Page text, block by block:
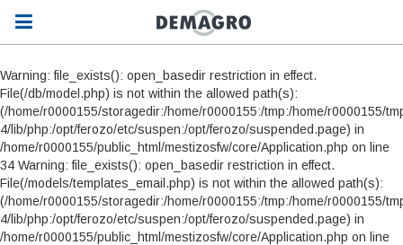
Warning: file_exists(): open_basedir restriction in effect.
File(/db/model.php) is not within the allowed path(s):
(/home/r0000155/storagedir:/home/r0000155:/tmp:/home/r0000155/
4/lib/php:/opt/ferozo/etc/suspen:/opt/ferozo/suspended.page) in
/home/r0000155/public_html/mestizosfw/core/Application.php on line
34 Warning: file_exists(): open_basedir restriction in effect.
File(/models/templates_email.php) is not within the allowed path(s):
(/home/r0000155/storagedir:/home/r0000155:/tmp:/home/r0000155/
4/lib/php:/opt/ferozo/etc/suspen:/opt/ferozo/suspended.page) in
/home/r0000155/public_html/mestizosfw/core/Application.php on line